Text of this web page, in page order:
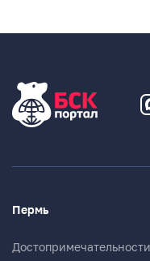
Написать
Имя*
Пермь
Достопримечательности